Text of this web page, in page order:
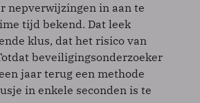
nepverwijzingen in aan te
tijd bekend. Dat leek
klus, dat het risico van
beveiligingsonderzoeker
jaar terug een methode
in enkele seconden is te